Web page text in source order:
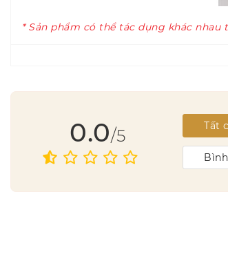
* Sản phẩm có thể tác dụng khác
0.0/5 Tất